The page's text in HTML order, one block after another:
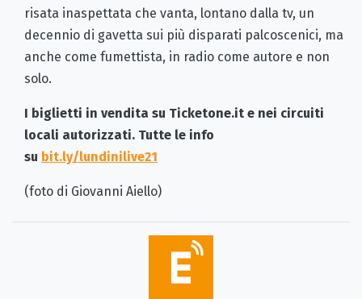
risata inaspettata che vanta, lontano dalla tv, un
decennio di gavetta sui più disparati palcoscenici, ma
anche come fumettista, in radio come autore e non
solo.
I biglietti in vendita su Ticketone.it e nei circuiti
locali autorizzati. Tutte le info
su bit.ly/lundinilive21
(foto di Giovanni Aiello)